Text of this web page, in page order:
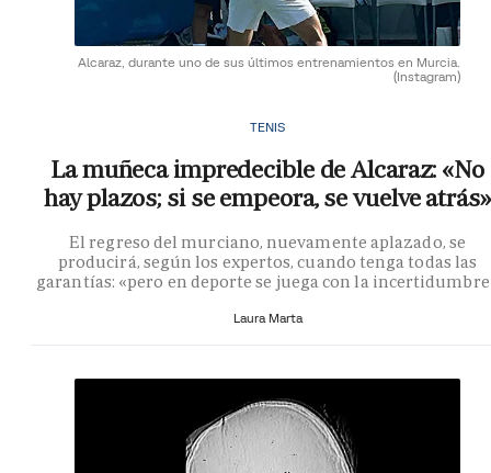
Alcaraz, durante uno de sus últimos entrenamientos en Murcia.
(Instagram)
TENIS
La muñeca impredecible de Alcaraz: «No
hay plazos; si se empeora, se vuelve atrás»
El regreso del murciano, nuevamente aplazado, se
producirá, según los expertos, cuando tenga todas las
garantías: «pero en deporte se juega con la
Laura Marta